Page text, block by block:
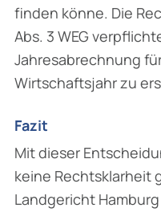
finden könne. Die
Abs. 3 WEG
Jahresabrechnung
Wirtschaftsjahr zu
Fazit
Mit dieser
keine Rechtsklarheit
Landgericht